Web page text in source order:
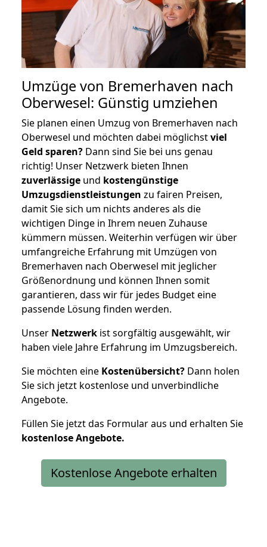
Umzüge von Bremerhaven nach
Oberwesel: Günstig umziehen
Sie planen einen Umzug von Bremerhaven nach
Oberwesel und möchten dabei möglichstviel
Geld sparen? Dann sind Sie bei uns genau
richtig! Unser Netzwerk bieten Ihnen
zuverlässige und kostengünstige
Umzugsdienstleistungen zu fairen Preisen,
damit Sie sich um nichts anderes als die
wichtigen Dinge in Ihrem neuen Zuhause
kümmern müssen. Weiterhin verfügen wir über
umfangreiche Erfahrung mit Umzügen von
Bremerhaven nach Oberwesel mit jeglicher
Größenordnung und können Ihnen somit
garantieren, dass wir für jedes Budget eine
passende Lösung finden werden.
Unser Netzwerk ist sorgfältig ausgewählt, wir
haben viele Jahre Erfahrung im Umzugsbereich.
Sie möchten eine Kostenübersicht? Dann holen
Sie sich jetzt kostenlose und unverbindliche
Angebote.
Füllen Sie jetzt das Formular aus und erhalten Sie
kostenloseAngebote.
Kostenlose Angebote erhalten